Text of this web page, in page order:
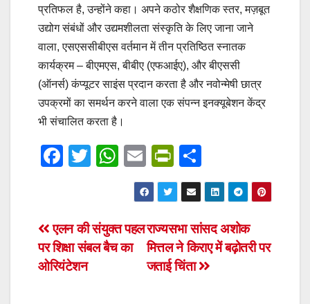
प्रतिफल है, उन्होंने कहा। अपने कठोर शैक्षणिक स्तर, मज़बूत
उद्योग संबंधों और उद्यमशीलता संस्कृति के लिए जाना जाने
वाला, एसएससीबीएस वर्तमान में तीन प्रतिष्ठित स्नातक
कार्यक्रम – बीएमएस, बीबीए (एफआईए), और बीएससी
(ऑनर्स) कंप्यूटर साइंस प्रदान करता है और नवोन्मेषी छात्र
उपक्रमों का समर्थन करने वाला एक संपन्न इनक्यूबेशन केंद्र
भी संचालित करता है।
F
e
b
o
T
er
W
at
s
A
E
m
ail
Pr
in
tF
ri
e
n
h
ar
e
Post
navigation
राज्यसभा सांसद अशोक
मित्तल ने किराए में बढ़ोतरी पर
जताई चिंता
एलन की संयुक्त पहल
पर शिक्षा संबल बैच का
ओरियंटेशन